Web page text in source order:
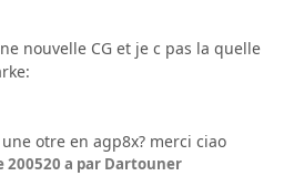
nouvelle CG et je c pas la quelle
otre en agp8x? merci ciao
200520 a par Dartouner